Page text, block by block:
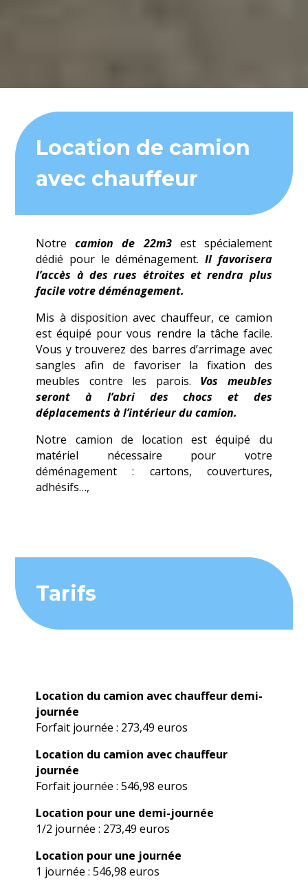
Location de camion
avec chauffeur
Notrecamion de 22m3est spécialement
dédié pour le déménagement. Il favorisera
l’accès à des rues étroites et rendra plus
facile votre déménagement.
Mis à disposition avec chauffeur, ce camion
est équipé pour vous rendre la tâche facile.
Vous y trouverez des barres d’arrimage avec
sangles afin de favoriser la fixation des
meubles contre les parois. Vos meubles
seront à l’abri des chocs et des
déplacements à l’intérieur du camion.
Notre camion de location est équipé du
matériel nécessaire pour votre
déménagement : cartons, couvertures,
adhésifs…,
Tarifs
Location du camion avec chauffeur demi-
journée
Forfait journée : 273,49 euros
Location du camion avec chauffeur
journée
Forfait journée : 546,98 euros
Location pour une demi-journée
1/2 journée : 273,49 euros
Location pour une journée
1 journée : 546,98 euros